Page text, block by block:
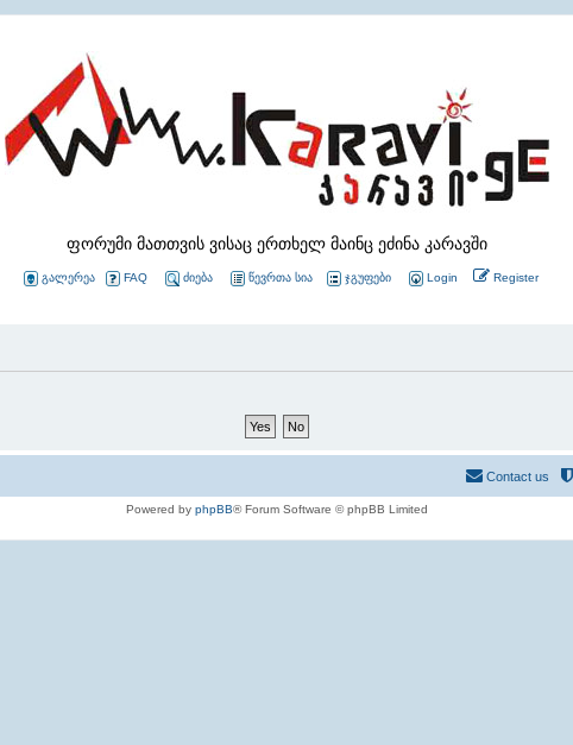
ფორუმი მათთვის ვისაც ერთხელ მაინც ეძინა კარავში
გალერეა FAQ ძიება წევრთა სია ჯგუფები Login Register
Contact us
Powered by phpBB® Forum Software © phpBB Limited